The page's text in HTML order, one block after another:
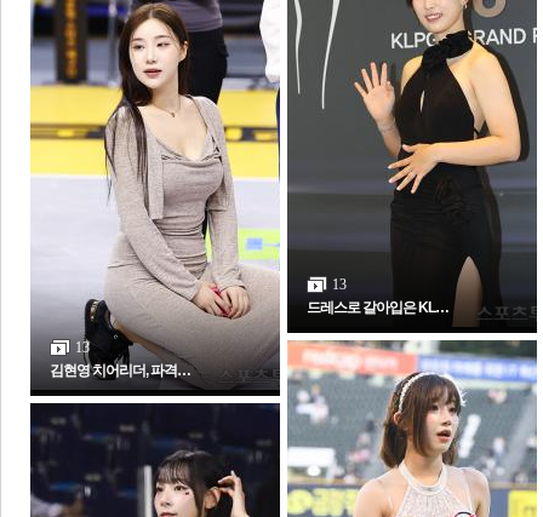
13
김현영 치어리더, 파격…
13
드레스로 갈아입은 KL…